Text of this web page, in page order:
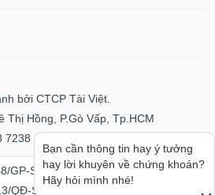
bởi CTCP Tài Việt.
Thị Hồng, P.Gò Vấp, Tp.HCM
7238 - Fax: (84.28) 3848 7237
GP-STTTT ngày 04/11/2016
QĐ-STTTT ngày 02/11/2017
Bạn cần thông tin hay ý tưởng
hay lời khuyên về chứng khoán?
Hãy hỏi mình nhé!